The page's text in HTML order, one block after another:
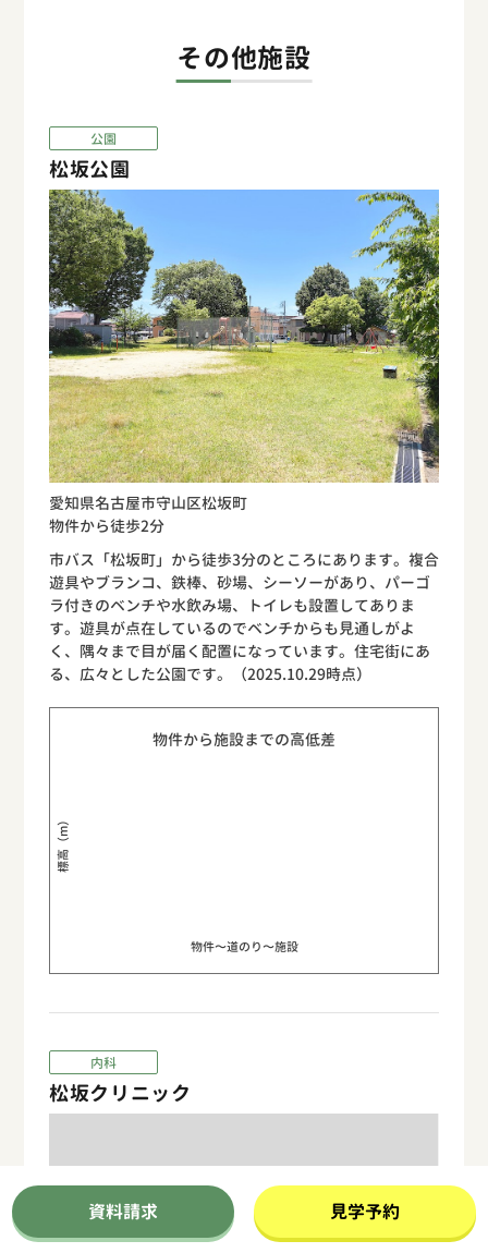
その他施設
公園
松坂公園
愛知県名古屋市守山区松坂町
物件から徒歩2分
市バス「松坂町」から徒歩3分のところにあります。複合
遊具やブランコ、鉄棒、砂場、シーソーがあり、パーゴ
ラ付きのベンチや水飲み場、トイレも設置してありま
す。遊具が点在しているのでベンチからも見通しがよ
く、隅々まで目が届く配置になっています。住宅街にあ
る、広々とした公園です。（2025.10.29時点）
物件から施設までの高低差
標高（m）
物件〜道のり〜施設
内科
松坂クリニック
資料請求 見学予約